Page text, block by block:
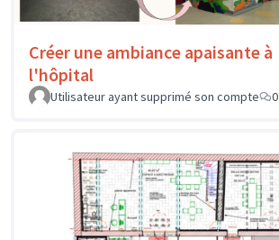
Créer une ambiance apaisante à
l'hôpital
Utilisateur ayant supprimé son compte
0